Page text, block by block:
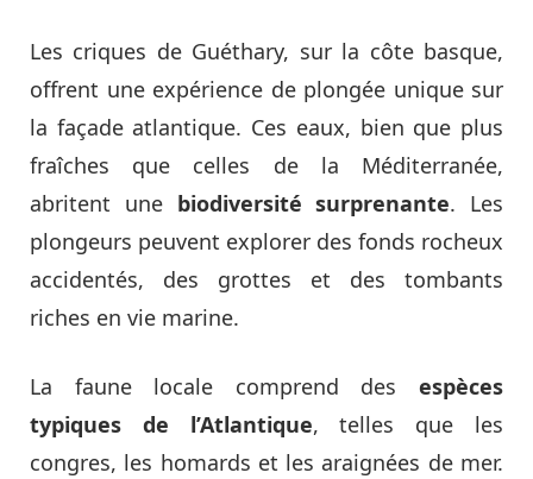
Les criques de Guéthary, sur la côte basque,
offrent une expérience de plongée unique sur
la façade atlantique. Ces eaux, bien que plus
fraîches que celles de la Méditerranée,
abritent une biodiversité surprenante. Les
plongeurs peuvent explorer des fonds rocheux
accidentés, des grottes et des tombants
riches en vie marine.
La faune locale comprend des espèces
typiques de l’Atlantique, telles que les
congres, les homards et les araignées de mer.